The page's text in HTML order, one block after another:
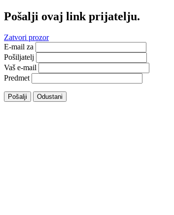
Pošalji ovaj link prijatelju.
Zatvori prozor
E-mail za
Pošiljatelj
Vaš e-mail
Predmet
Pošalji Odustani